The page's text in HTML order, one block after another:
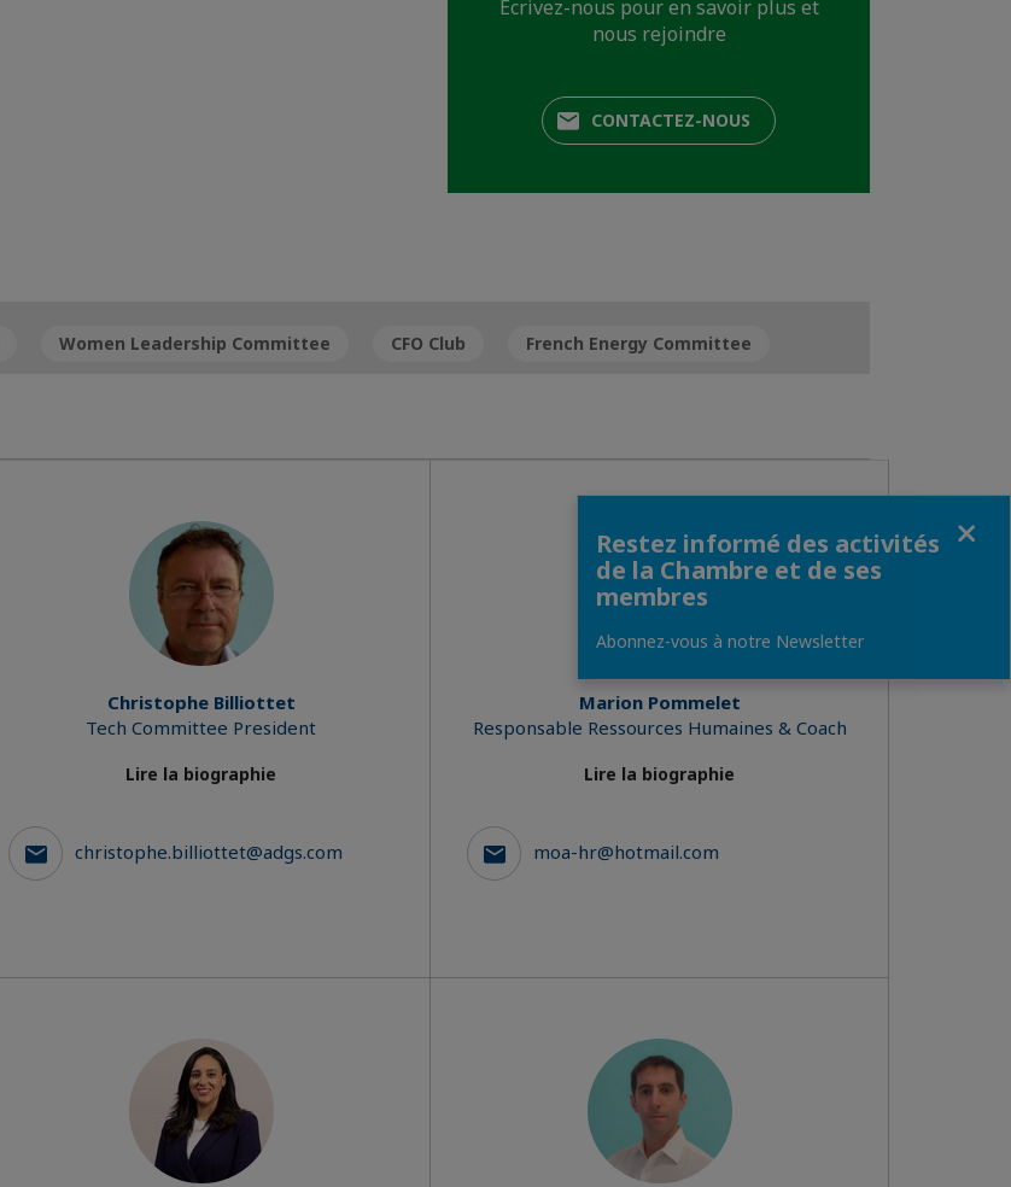
Ecrivez-nous pour en savoir plus et
nous rejoindre
CONTACTEZ-NOUS
Women Leadership Committee CFO Club French Energy Committee
Christophe Billiottet
Tech Committee President
Lire la biographie
christophe.billiottet@adgs.com
Marion Pommelet
Responsable Ressources Humaines & Coach
Lire la biographie
moa-hr@hotmail.com
Restez informé des activités
de la Chambre et de ses
membres
Abonnez-vous à notre Newsletter